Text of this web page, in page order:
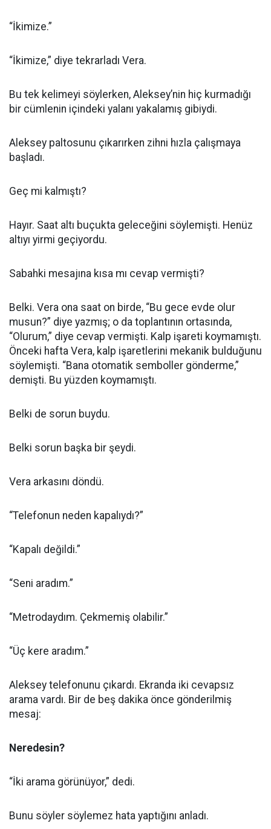
“İkimize.”
“İkimize,” diye tekrarladı Vera.
Bu tek kelimeyi söylerken, Aleksey’nin hiç kurmadığı
bir cümlenin içindeki yalanı yakalamış gibiydi.
Aleksey paltosunu çıkarırken zihni hızla çalışmaya
başladı.
Geç mi kalmıştı?
Hayır. Saat altı buçukta geleceğini söylemişti. Henüz
altıyı yirmi geçiyordu.
Sabahki mesajına kısa mı cevap vermişti?
Belki. Vera ona saat on birde, “Bu gece evde olur
musun?” diye yazmış; o da toplantının ortasında,
“Olurum,” diye cevap vermişti. Kalp işareti koymamıştı.
Önceki hafta Vera, kalp işaretlerini mekanik bulduğunu
söylemişti. “Bana otomatik semboller gönderme,”
demişti. Bu yüzden koymamıştı.
Belki de sorun buydu.
Belki sorun başka bir şeydi.
Vera arkasını döndü.
“Telefonun neden kapalıydı?”
“Kapalı değildi.”
“Seni aradım.”
“Metrodaydım. Çekmemiş olabilir.”
“Üç kere aradım.”
Aleksey telefonunu çıkardı. Ekranda iki cevapsız
arama vardı. Bir de beş dakika önce gönderilmiş
mesaj:
Neredesin?
“İki arama görünüyor,” dedi.
Bunu söyler söylemez hata yaptığını anladı.